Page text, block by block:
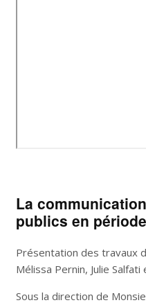
La
publics en
Présentation des travaux
Mélissa Pernin, Julie Salfati
Sous la direction de